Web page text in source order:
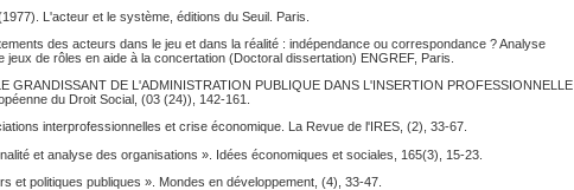
L'acteur et le système, éditions du Seuil. Paris.
des acteurs dans le jeu et dans la réalité : indépendance ou correspondance ? Analyse
jeux de rôles en aide à la concertation (Doctoral dissertation) ENGREF, Paris.
GRANDISSANT DE L'ADMINISTRATION PUBLIQUE DANS L'INSERTION PROFESSIONNELLE
du Droit Social, (03 (24)), 142-161.
interprofessionnelles et crise économique. La Revue de l'IRES, (2), 33-67.
et analyse des organisations ». Idées économiques et sociales, 165(3), 15-23.
et politiques publiques ». Mondes en développement, (4), 33-47.